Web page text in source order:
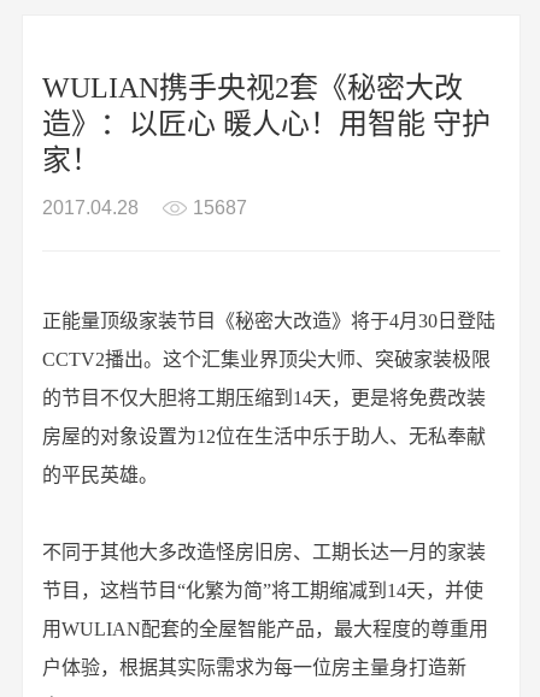
WULIAN携手央视2套《秘密大改
造》：以匠心 暖人心！用智能 守护
家！
2017.04.28 15687
正能量顶级家装节目《秘密大改造》将于4月30日登陆
CCTV2播出。这个汇集业界顶尖大师、突破家装极限
的节目不仅大胆将工期压缩到14天，更是将免费改装
房屋的对象设置为12位在生活中乐于助人、无私奉献
的平民英雄。
不同于其他大多改造怪房旧房、工期长达一月的家装
节目，这档节目“化繁为简”将工期缩减到14天，并使
用WULIAN配套的全屋智能产品，最大程度的尊重用
户体验，根据其实际需求为每一位房主量身打造新